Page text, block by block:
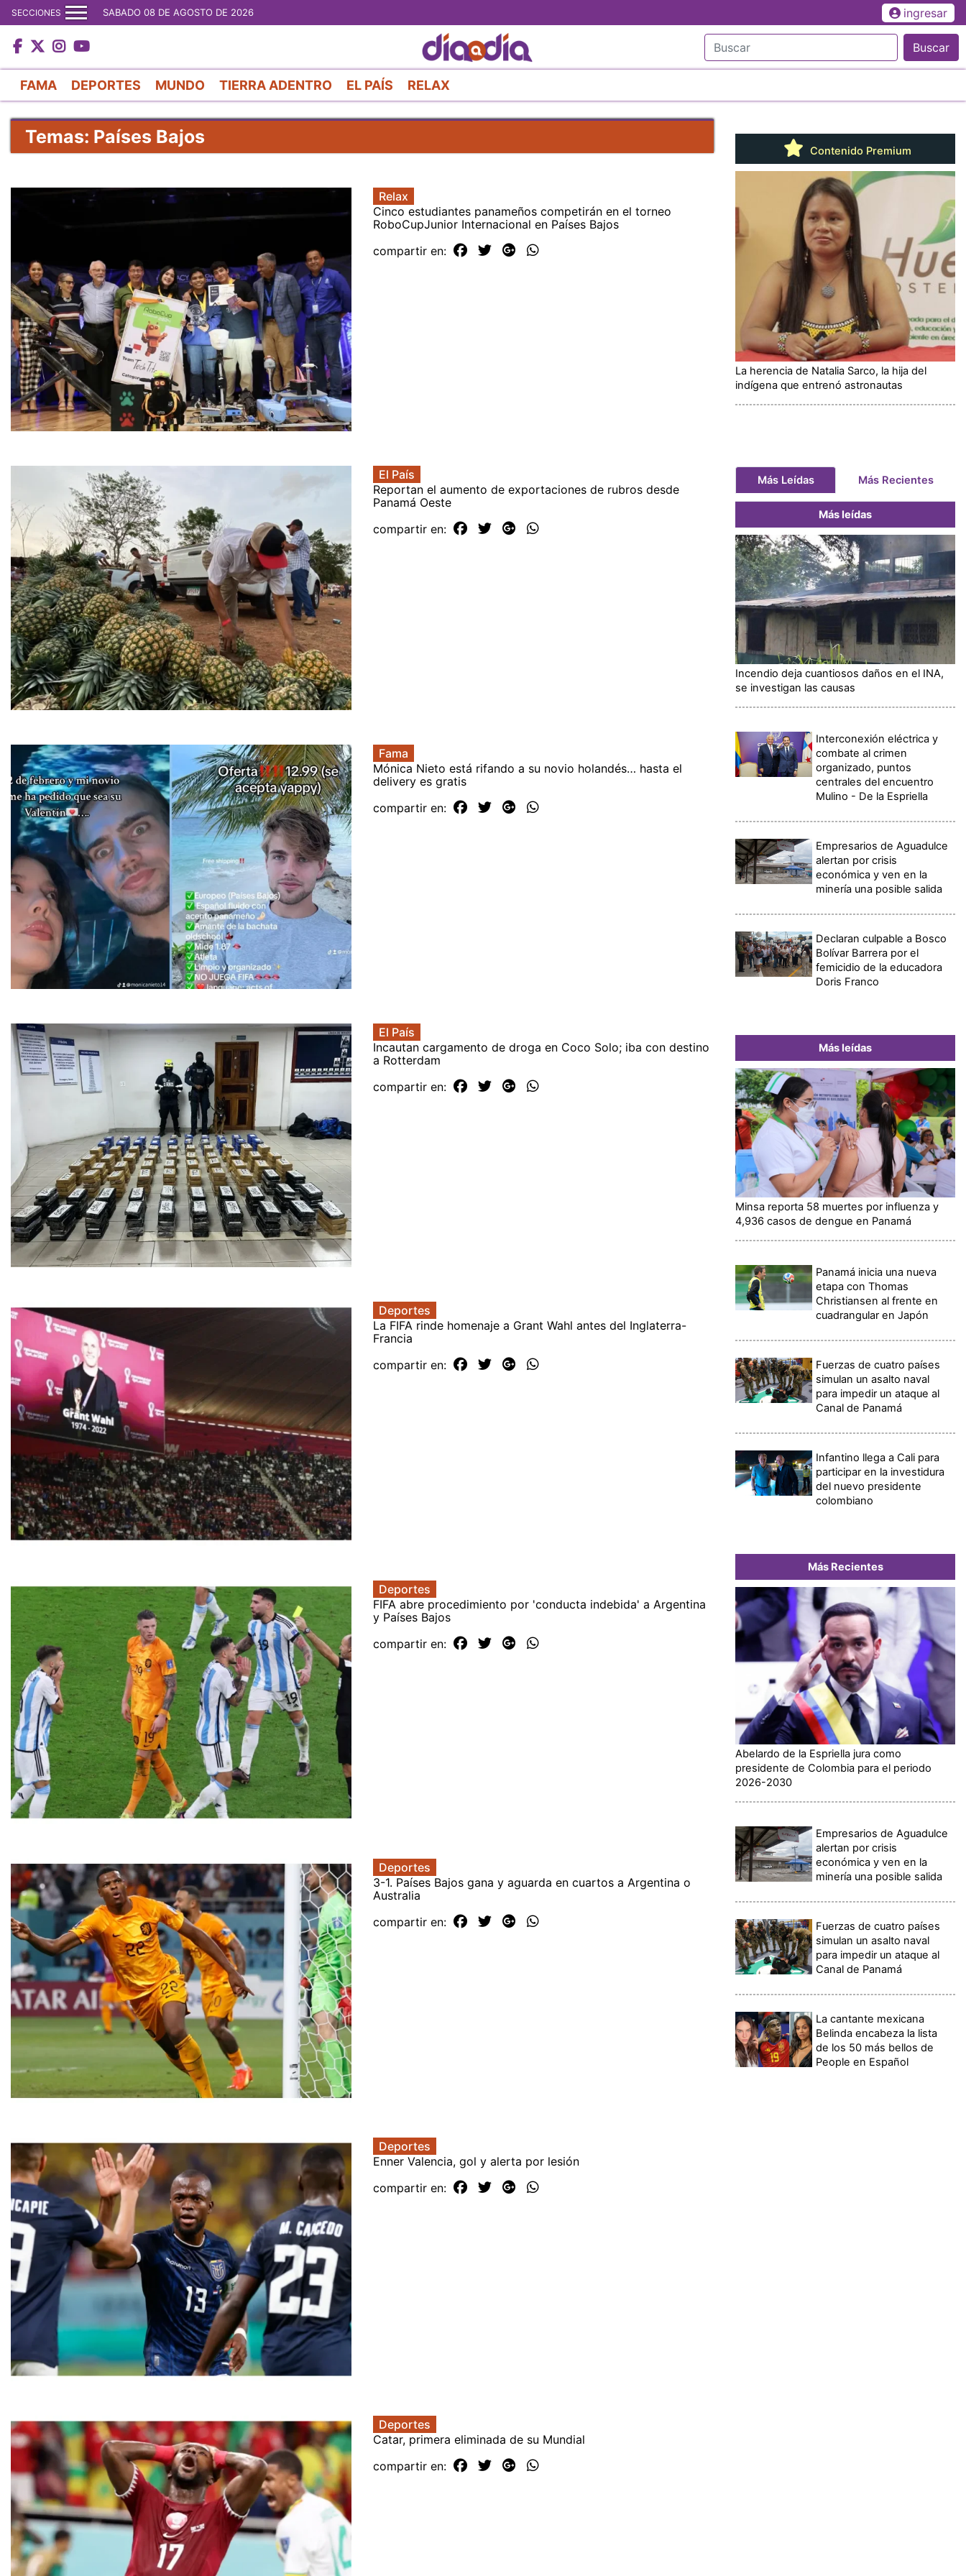
al
contenido
principal
SECCIONES SABADO 08 DE AGOSTO DE 2026 ingresar
Buscar
FAMA DEPORTES MUNDO TIERRA ADENTRO EL PAÍS RELAX
Temas: Países Bajos
Relax
Cinco estudiantes panameños competirán en el torneo
RoboCupJunior Internacional en Países Bajos
compartir en:
El País
Reportan el aumento de exportaciones de rubros desde
Panamá Oeste
compartir en:
Fama
Mónica Nieto está rifando a su novio holandés… hasta el
delivery es gratis
compartir en:
El País
Incautan cargamento de droga en Coco Solo; iba con destino
a Rotterdam
compartir en:
Deportes
La FIFA rinde homenaje a Grant Wahl antes del Inglaterra-
Francia
compartir en:
Deportes
FIFA abre procedimiento por 'conducta indebida' a Argentina
y Países Bajos
compartir en:
Deportes
3-1. Países Bajos gana y aguarda en cuartos a Argentina o
Australia
compartir en:
Deportes
Enner Valencia, gol y alerta por lesión
compartir en:
Deportes
Catar, primera eliminada de su Mundial
compartir en:
Contenido Premium
La herencia de Natalia Sarco, la hija del
indígena que entrenó astronautas
Más Leídas Más Recientes
Más leídas
Incendio deja cuantiosos daños en el INA,
se investigan las causas
Interconexión eléctrica y
combate al crimen
organizado, puntos
centrales del encuentro
Mulino - De la Espriella
Empresarios de Aguadulce
alertan por crisis
económica y ven en la
minería una posible salida
Declaran culpable a Bosco
Bolívar Barrera por el
femicidio de la educadora
Doris Franco
Más leídas
Minsa reporta 58 muertes por influenza y
4,936 casos de dengue en Panamá
Panamá inicia una nueva
etapa con Thomas
Christiansen al frente en
cuadrangular en Japón
Fuerzas de cuatro países
simulan un asalto naval
para impedir un ataque al
Canal de Panamá
Infantino llega a Cali para
participar en la investidura
del nuevo presidente
colombiano
Más Recientes
Abelardo de la Espriella jura como
presidente de Colombia para el periodo
2026-2030
Empresarios de Aguadulce
alertan por crisis
económica y ven en la
minería una posible salida
Fuerzas de cuatro países
simulan un asalto naval
para impedir un ataque al
Canal de Panamá
La cantante mexicana
Belinda encabeza la lista
de los 50 más bellos de
People en Español